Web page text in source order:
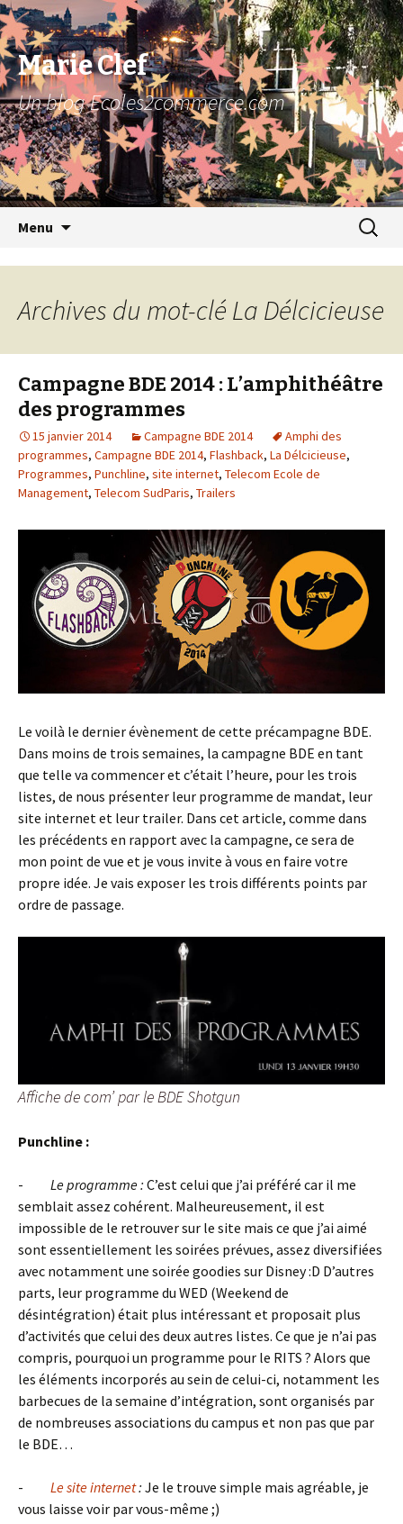
Marie Clef
Un blog Ecoles2commerce.com
Menu
pour :
Archives du mot-clé La Délcicieuse
Campagne BDE 2014 : L’amphithéâtre
des programmes
15 janvier 2014 Campagne BDE 2014
Amphi des
programmes, Campagne BDE 2014, Flashback, La Délcicieuse,
Programmes, Punchline, site internet, Telecom Ecole de
Management, Telecom SudParis, Trailers
Le voilà le dernier évènement de cette précampagne BDE.
Dans moins de trois semaines, la campagne BDE en tant
que telle va commencer et c’était l’heure, pour les trois
listes, de nous présenter leur programme de mandat, leur
site internet et leur trailer. Dans cet article, comme dans
les précédents en rapport avec la campagne, ce sera de
mon point de vue et je vous invite à vous en faire votre
propre idée. Je vais exposer les trois différents points par
ordre de passage.
Affiche de com’ par le BDE Shotgun
Punchline :
- Le programme : C’est celui que j’ai préféré car il me
semblait assez cohérent. Malheureusement, il est
impossible de le retrouver sur le site mais ce que j’ai aimé
sont essentiellement les soirées prévues, assez diversifiées
avec notamment une soirée goodies sur Disney :D D’autres
parts, leur programme du WED (Weekend de
désintégration) était plus intéressant et proposait plus
d’activités que celui des deux autres listes. Ce que je n’ai pas
compris, pourquoi un programme pour le RITS ? Alors que
les éléments incorporés au sein de celui-ci, notamment les
barbecues de la semaine d’intégration, sont organisés par
de nombreuses associations du campus et non pas que par
le BDE…
- Le site internet: Je le trouve simple mais agréable, je
vous laisse voir par vous-même ;)